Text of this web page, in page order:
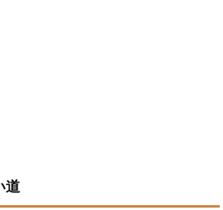
道